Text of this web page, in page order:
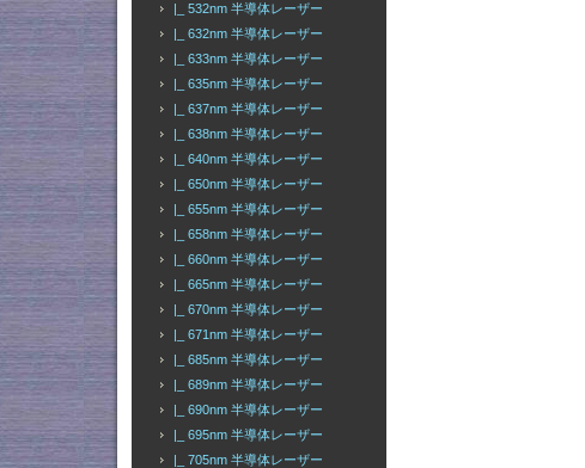
|_ 532nm 半導体レーザー
|_ 632nm 半導体レーザー
|_ 633nm 半導体レーザー
|_ 635nm 半導体レーザー
|_ 637nm 半導体レーザー
|_ 638nm 半導体レーザー
|_ 640nm 半導体レーザー
|_ 650nm 半導体レーザー
|_ 655nm 半導体レーザー
|_ 658nm 半導体レーザー
|_ 660nm 半導体レーザー
|_ 665nm 半導体レーザー
|_ 670nm 半導体レーザー
|_ 671nm 半導体レーザー
|_ 685nm 半導体レーザー
|_ 689nm 半導体レーザー
|_ 690nm 半導体レーザー
|_ 695nm 半導体レーザー
|_ 705nm 半導体レーザー